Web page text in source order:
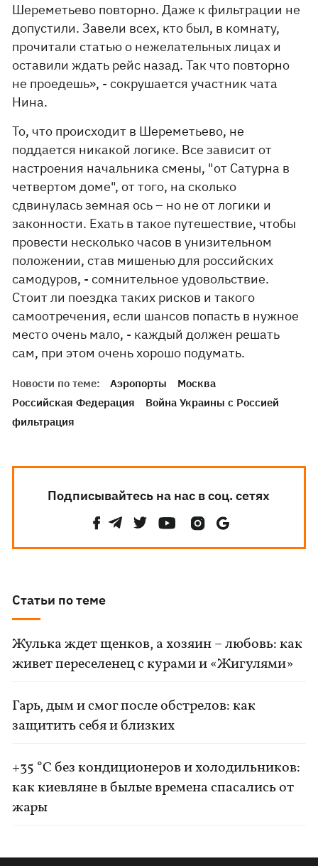
Шереметьево повторно. Даже к фильтрации не
допустили. Завели всех, кто был, в комнату,
прочитали статью о нежелательных лицах и
оставили ждать рейс назад. Так что повторно
не проедешь», - сокрушается участник чата
Нина.
То, что происходит в Шереметьево, не
поддается никакой логике. Все зависит от
настроения начальника смены, "от Сатурна в
четвертом доме", от того, на сколько
сдвинулась земная ось – но не от логики и
законности. Ехать в такое путешествие, чтобы
провести несколько часов в унизительном
положении, став мишенью для российских
самодуров, - сомнительное удовольствие.
Стоит ли поездка таких рисков и такого
самоотречения, если шансов попасть в нужное
место очень мало, - каждый должен решать
сам, при этом очень хорошо подумать.
Новости по теме: Аэропорты
Москва
Российская Федерация
Война Украины с Россией
фильтрация
Подписывайтесь на нас в соц. сетях
Статьи по теме
Жулька ждет щенков, а хозяин – любовь: как
живет переселенец с курами и «Жигулями»
Гарь, дым и смог после обстрелов: как
защитить себя и близких
+35 °C без кондиционеров и холодильников:
как киевляне в былые времена спасались от
жары